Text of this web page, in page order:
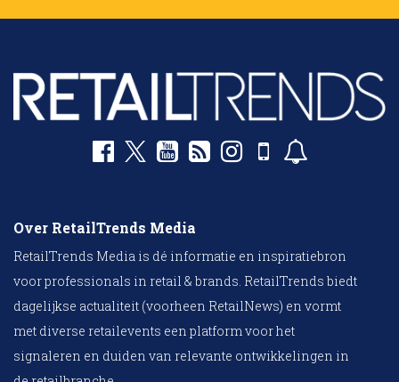
Over RetailTrends Media
RetailTrends Media is dé informatie en inspiratiebron
voor professionals in retail & brands. RetailTrends biedt
dagelijkse actualiteit (voorheen RetailNews) en vormt
met diverse retailevents een platform voor het
signaleren en duiden van relevante ontwikkelingen in